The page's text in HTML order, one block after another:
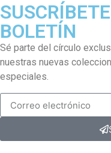
BOLETÍN
Sé parte del círculo
nuestras nuevas
especiales.